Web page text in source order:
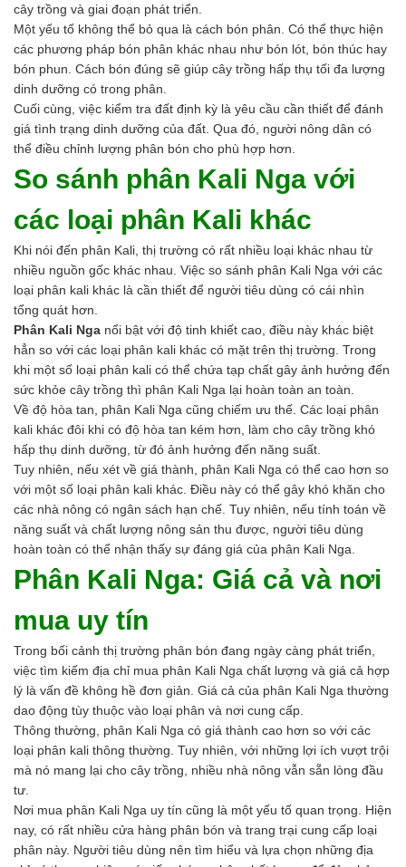
cây trồng và giai đoạn phát triển.
Một yếu tố không thể bỏ qua là cách bón phân. Có thể thực hiện
các phương pháp bón phân khác nhau như bón lót, bón thúc hay
bón phun. Cách bón đúng sẽ giúp cây trồng hấp thụ tối đa lượng
dinh dưỡng có trong phân.
Cuối cùng, việc kiểm tra đất định kỳ là yêu cầu cần thiết để đánh
giá tình trạng dinh dưỡng của đất. Qua đó, người nông dân có
thể điều chỉnh lượng phân bón cho phù hợp hơn.
So sánh phân Kali Nga với
các loại phân Kali khác
Khi nói đến phân Kali, thị trường có rất nhiều loại khác nhau từ
nhiều nguồn gốc khác nhau. Việc so sánh phân Kali Nga với các
loại phân kali khác là cần thiết để người tiêu dùng có cái nhìn
tổng quát hơn.
Phân Kali Nga nổi bật với độ tinh khiết cao, điều này khác biệt
hẳn so với các loại phân kali khác có mặt trên thị trường. Trong
khi một số loại phân kali có thể chứa tạp chất gây ảnh hưởng đến
sức khỏe cây trồng thì phân Kali Nga lại hoàn toàn an toàn.
Về độ hòa tan, phân Kali Nga cũng chiếm ưu thế. Các loại phân
kali khác đôi khi có độ hòa tan kém hơn, làm cho cây trồng khó
hấp thụ dinh dưỡng, từ đó ảnh hưởng đến năng suất.
Tuy nhiên, nếu xét về giá thành, phân Kali Nga có thể cao hơn so
với một số loại phân kali khác. Điều này có thể gây khó khăn cho
các nhà nông có ngân sách hạn chế. Tuy nhiên, nếu tính toán về
năng suất và chất lượng nông sản thu được, người tiêu dùng
hoàn toàn có thể nhận thấy sự đáng giá của phân Kali Nga.
Phân Kali Nga: Giá cả và nơi
mua uy tín
Trong bối cảnh thị trường phân bón đang ngày càng phát triển,
việc tìm kiếm địa chỉ mua phân Kali Nga chất lượng và giá cả hợp
lý là vấn đề không hề đơn giản. Giá cả của phân Kali Nga thường
dao động tùy thuộc vào loại phân và nơi cung cấp.
Thông thường, phân Kali Nga có giá thành cao hơn so với các
loại phân kali thông thường. Tuy nhiên, với những lợi ích vượt trội
mà nó mang lại cho cây trồng, nhiều nhà nông vẫn sẵn lòng đầu
tư.
Nơi mua phân Kali Nga uy tín cũng là một yếu tố quan trọng. Hiện
nay, có rất nhiều cửa hàng phân bón và trang trại cung cấp loại
phân này. Người tiêu dùng nên tìm hiểu và lựa chọn những địa